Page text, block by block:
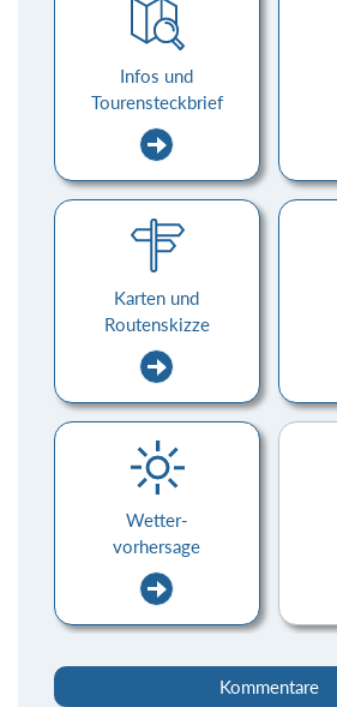
Infos und
Tourensteckbrief
Karten und
Routenskizze
Wetter-
vorhersage
Kommentare